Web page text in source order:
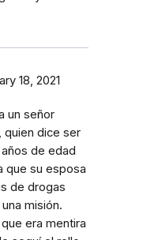
18, 2021
un señor
quien dice ser
de edad
que su esposa
de drogas
misión.
era mentira